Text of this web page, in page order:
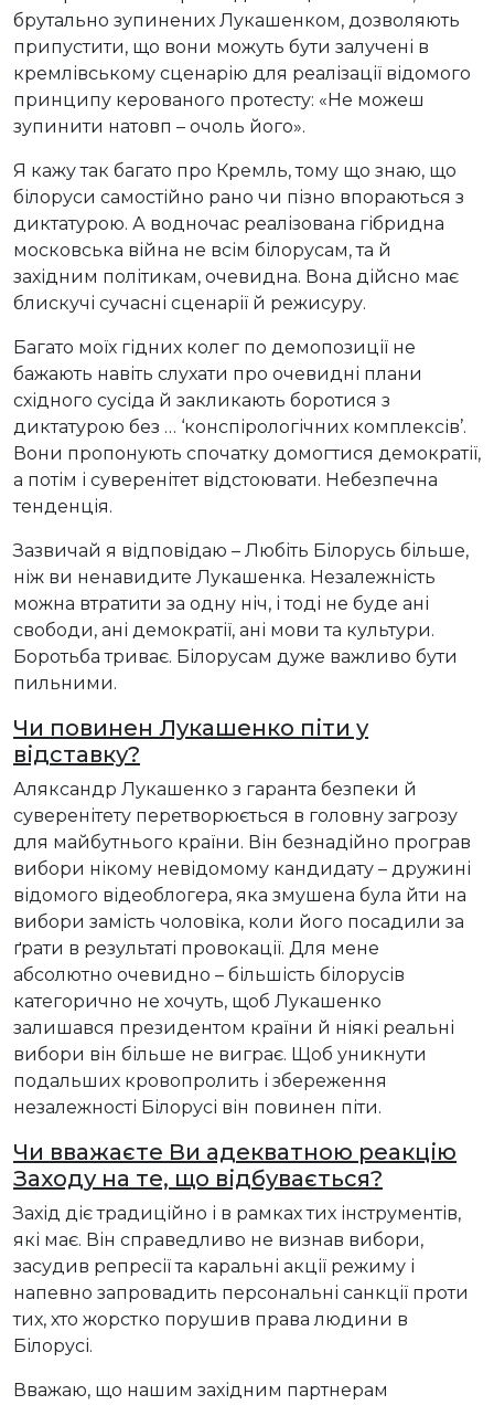
брутально зупинених Лукашенком, дозволяють
припустити, що вони можуть бути залучені в
кремлівському сценарію для реалізації відомого
принципу керованого протесту: «Не можеш
зупинити натовп – очоль його».
Я кажу так багато про Кремль, тому що знаю, що
білоруси самостійно рано чи пізно впораються з
диктатурою. А водночас реалізована гібридна
московська війна не всім білорусам, та й
західним політикам, очевидна. Вона дійсно має
блискучі сучасні сценарії й режисуру.
Багато моїх гідних колег по демопозиції не
бажають навіть слухати про очевидні плани
східного сусіда й закликають боротися з
диктатурою без … ‘конспірологічних комплексів’.
Вони пропонують спочатку домогтися демократії,
а потім і суверенітет відстоювати. Небезпечна
тенденція.
Зазвичай я відповідаю – Любіть Білорусь більше,
ніж ви ненавидите Лукашенка. Незалежність
можна втратити за одну ніч, і тоді не буде ані
свободи, ані демократії, ані мови та культури.
Боротьба триває. Білорусам дуже важливо бути
пильними.
Чи повинен Лукашенко піти у
відставку?
Аляксандр Лукашенко з гаранта безпеки й
суверенітету перетворюється в головну загрозу
для майбутнього країни. Він безнадійно програв
вибори нікому невідомому кандидату – дружині
відомого відеоблогера, яка змушена була йти на
вибори замість чоловіка, коли його посадили за
ґрати в результаті провокації. Для мене
абсолютно очевидно – більшість білорусів
категорично не хочуть, щоб Лукашенко
залишався президентом країни й ніякі реальні
вибори він більше не виграє. Щоб уникнути
подальших кровопролить і збереження
незалежності Білорусі він повинен піти.
Чи вважаєте Ви адекватною реакцію
Заходу на те, що відбувається?
Захід діє традиційно і в рамках тих інструментів,
які має. Він справедливо не визнав вибори,
засудив репресії та каральні акції режиму і
напевно запровадить персональні санкції проти
тих, хто жорстко порушив права людини в
Білорусі.
Вважаю, що нашим західним партнерам